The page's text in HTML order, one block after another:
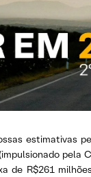
estimativas
pela
de R$261